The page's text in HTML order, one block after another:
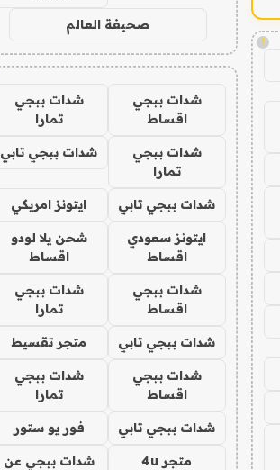
!
صحيفة العالم
شدات ببجي
اقساط
شدات ببجي
تمارا
شدات ببجي
تمارا
شدات ببجي تابي
شدات ببجي تابي ايتونز امريكي
ايتونز سعودي
اقساط
شحن يلا لودو
اقساط
شدات ببجي
اقساط
شدات ببجي
تمارا
شدات ببجي تابي متجر تقسيط
شدات ببجي
اقساط
شدات ببجي
تمارا
شدات ببجي تابي فور يو ستور
متجر 4u شدات ببجي عن